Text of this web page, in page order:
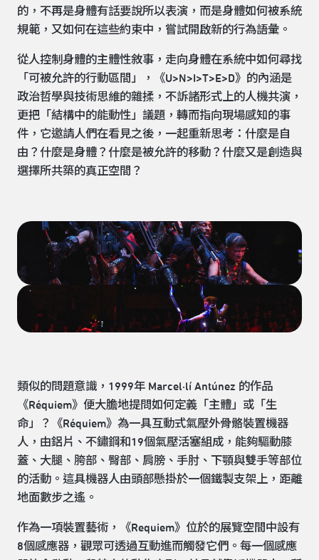
的，不再是身體有話要說所以表演，而是身體如何被系統
規範，又如何在這些約束中，嘗試開啟新的行為語彙。
從人控制身體的主體性敘事，走向身體在系統中如何尋找
「可被允許的行動區間」，《U>N>I>T>E>D》的內涵是
政治哲學與技術思維的雜揉，不訴諸形式上的人機共演，
更把「結構中的能動性」議題，轉而指向現場感知的事
件，它邀請人們在看見之後，一起重新思考：什麼是自
由？什麼是身體？什麼是被允許的移動？什麼又是創造與
選擇所共築的真正空間？
類似的問題意識，1999年 Marcel·lí Antúnez 的作品
《Réquiem》便大膽地提問如何定義「主體」或「生
命」？《Réquiem》為一具互動式氣壓外骨骼裝置機器
人，由鋁片、不鏽鋼和19個氣壓活塞組成，能夠驅動膝
蓋、大腿、胯部、臀部、肩膀、手肘、下顎與雙手等部位
的活動。這具機器人由頭部懸掛於一個鐵製支架上，距離
地面數步之遙。
作為一項裝置藝術，《Requiem》位於的展覽空間中設有
8個感應器，觀眾可透過互動進而觸發它們。每一個感應